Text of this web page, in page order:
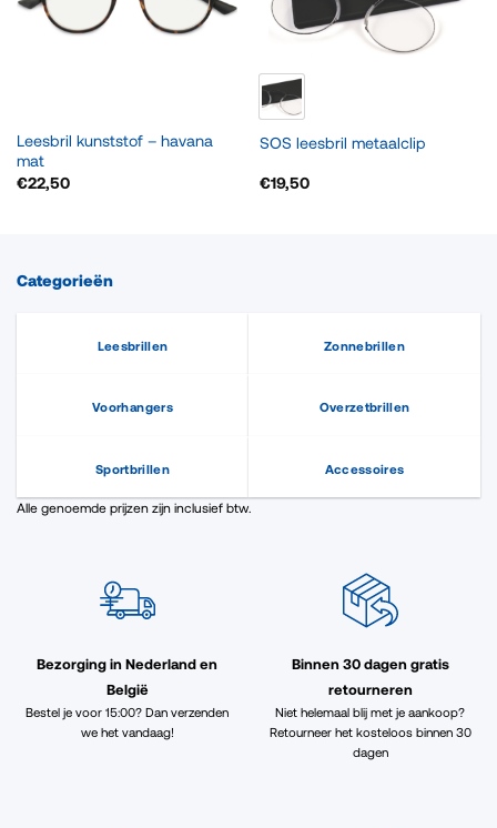
Leesbril kunststof – havana
mat
€22,50
SOS leesbril metaalclip
€19,50
Categorieën
Leesbrillen Zonnebrillen
Voorhangers Overzetbrillen
Sportbrillen Accessoires
Alle genoemde prijzen zijn inclusief btw.
Bezorging in Nederland en
België
Bestel je voor 15:00? Dan verzenden
we het vandaag!
Binnen 30 dagen gratis
retourneren
Niet helemaal blij met je aankoop?
Retourneer het kosteloos binnen 30
dagen